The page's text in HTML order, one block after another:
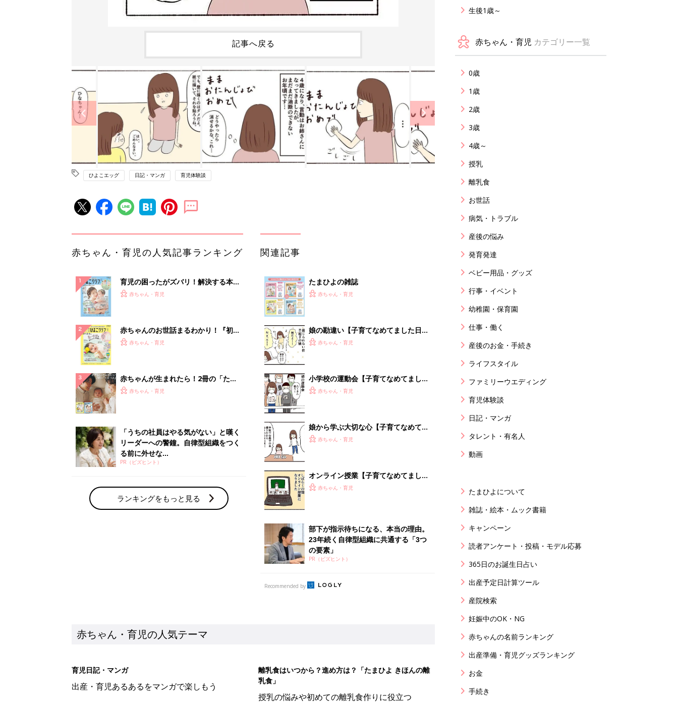
記事へ戻る
ひよこエッグ 日記・マンガ 育児体験談
赤ちゃん・育児の人気記事ランキング
育児の困ったがズバリ！解決する本
『ひよこクラブ 夏号』 4カ月～2才
赤ちゃん・育児
赤ちゃんのお世話まるわかり！『初め
てのひよこクラブ 夏号』〈巻頭大特
赤ちゃん・育児
赤ちゃんが生まれたら！2冊の「たま
ひよ」
赤ちゃん・育児
「うちの社員はやる気がない」と嘆く
リーダーへの警鐘。自律型組織をつく
る前に外せな...
PR（ビズヒント）
ランキングをもっと見る
関連記事
たまひよの雑誌
赤ちゃん・育児
娘の勘違い【子育てなめてました日記
#143】
赤ちゃん・育児
小学校の運動会【子育てなめてました
日記#146】
赤ちゃん・育児
娘から学ぶ大切な心【子育てなめてま
した日記#144】
赤ちゃん・育児
オンライン授業【子育てなめてました
日記#136】
赤ちゃん・育児
部下が指示待ちになる、本当の理由。
23年続く自律型組織に共通する「3つ
の要素」
PR（ビズヒント）
Recommended by
赤ちゃん・育児の人気テーマ
育児日記・マンガ
出産・育児あるあるをマンガで楽しもう
離乳食はいつから？進め方は？「たまひよ きほんの離
乳食」
授乳の悩みや初めての離乳食作りに役立つ
生後1歳～
赤ちゃん・育児 カテゴリー一覧
0歳
1歳
2歳
3歳
4歳～
授乳
離乳食
お世話
病気・トラブル
産後の悩み
発育発達
ベビー用品・グッズ
行事・イベント
幼稚園・保育園
仕事・働く
産後のお金・手続き
ライフスタイル
ファミリーウエディング
育児体験談
日記・マンガ
タレント・有名人
動画
たまひよについて
雑誌・絵本・ムック書籍
キャンペーン
読者アンケート・投稿・モデル応募
365日のお誕生日占い
出産予定日計算ツール
産院検索
妊娠中のOK・NG
赤ちゃんの名前ランキング
出産準備・育児グッズランキング
お金
手続き